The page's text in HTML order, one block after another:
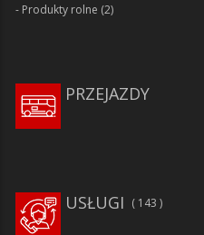
Produkty rolne (2)
PRZEJAZDY
143
USŁUGI